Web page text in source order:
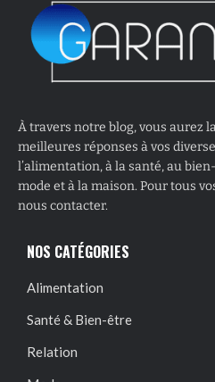
À travers notre blog, vous aurez
meilleures réponses à vos
l’alimentation, à la santé, au
mode et à la maison. Pour tous
nous contacter.
NOS CATÉGORIES
Alimentation
Santé & Bien-être
Relation